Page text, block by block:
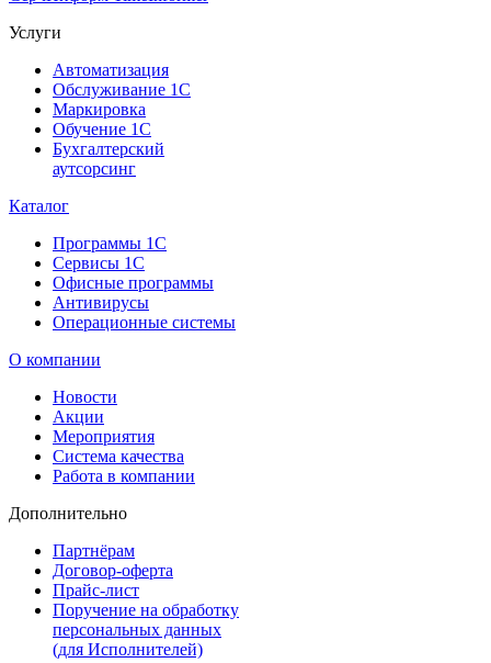
Услуги
Автоматизация
Обслуживание 1С
Маркировка
Обучение 1С
Бухгалтерский
аутсорсинг
Каталог
Программы 1С
Сервисы 1С
Офисные программы
Антивирусы
Операционные системы
О компании
Новости
Акции
Мероприятия
Система качества
Работа в компании
Дополнительно
Партнёрам
Договор-оферта
Прайс-лист
Поручение на обработку
персональных данных
(для Исполнителей)